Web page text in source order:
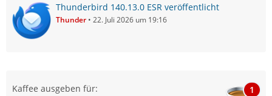
Thunderbird 140.13.0 ESR veröffentlicht
Thunder 22. Juli 2026 um 19:16
Kaffee ausgeben für: 1